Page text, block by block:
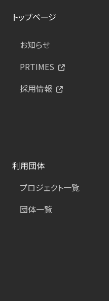
トップページ
お知らせ
PRTIMES
採用情報
利用団体
プロジェクト一覧
団体一覧